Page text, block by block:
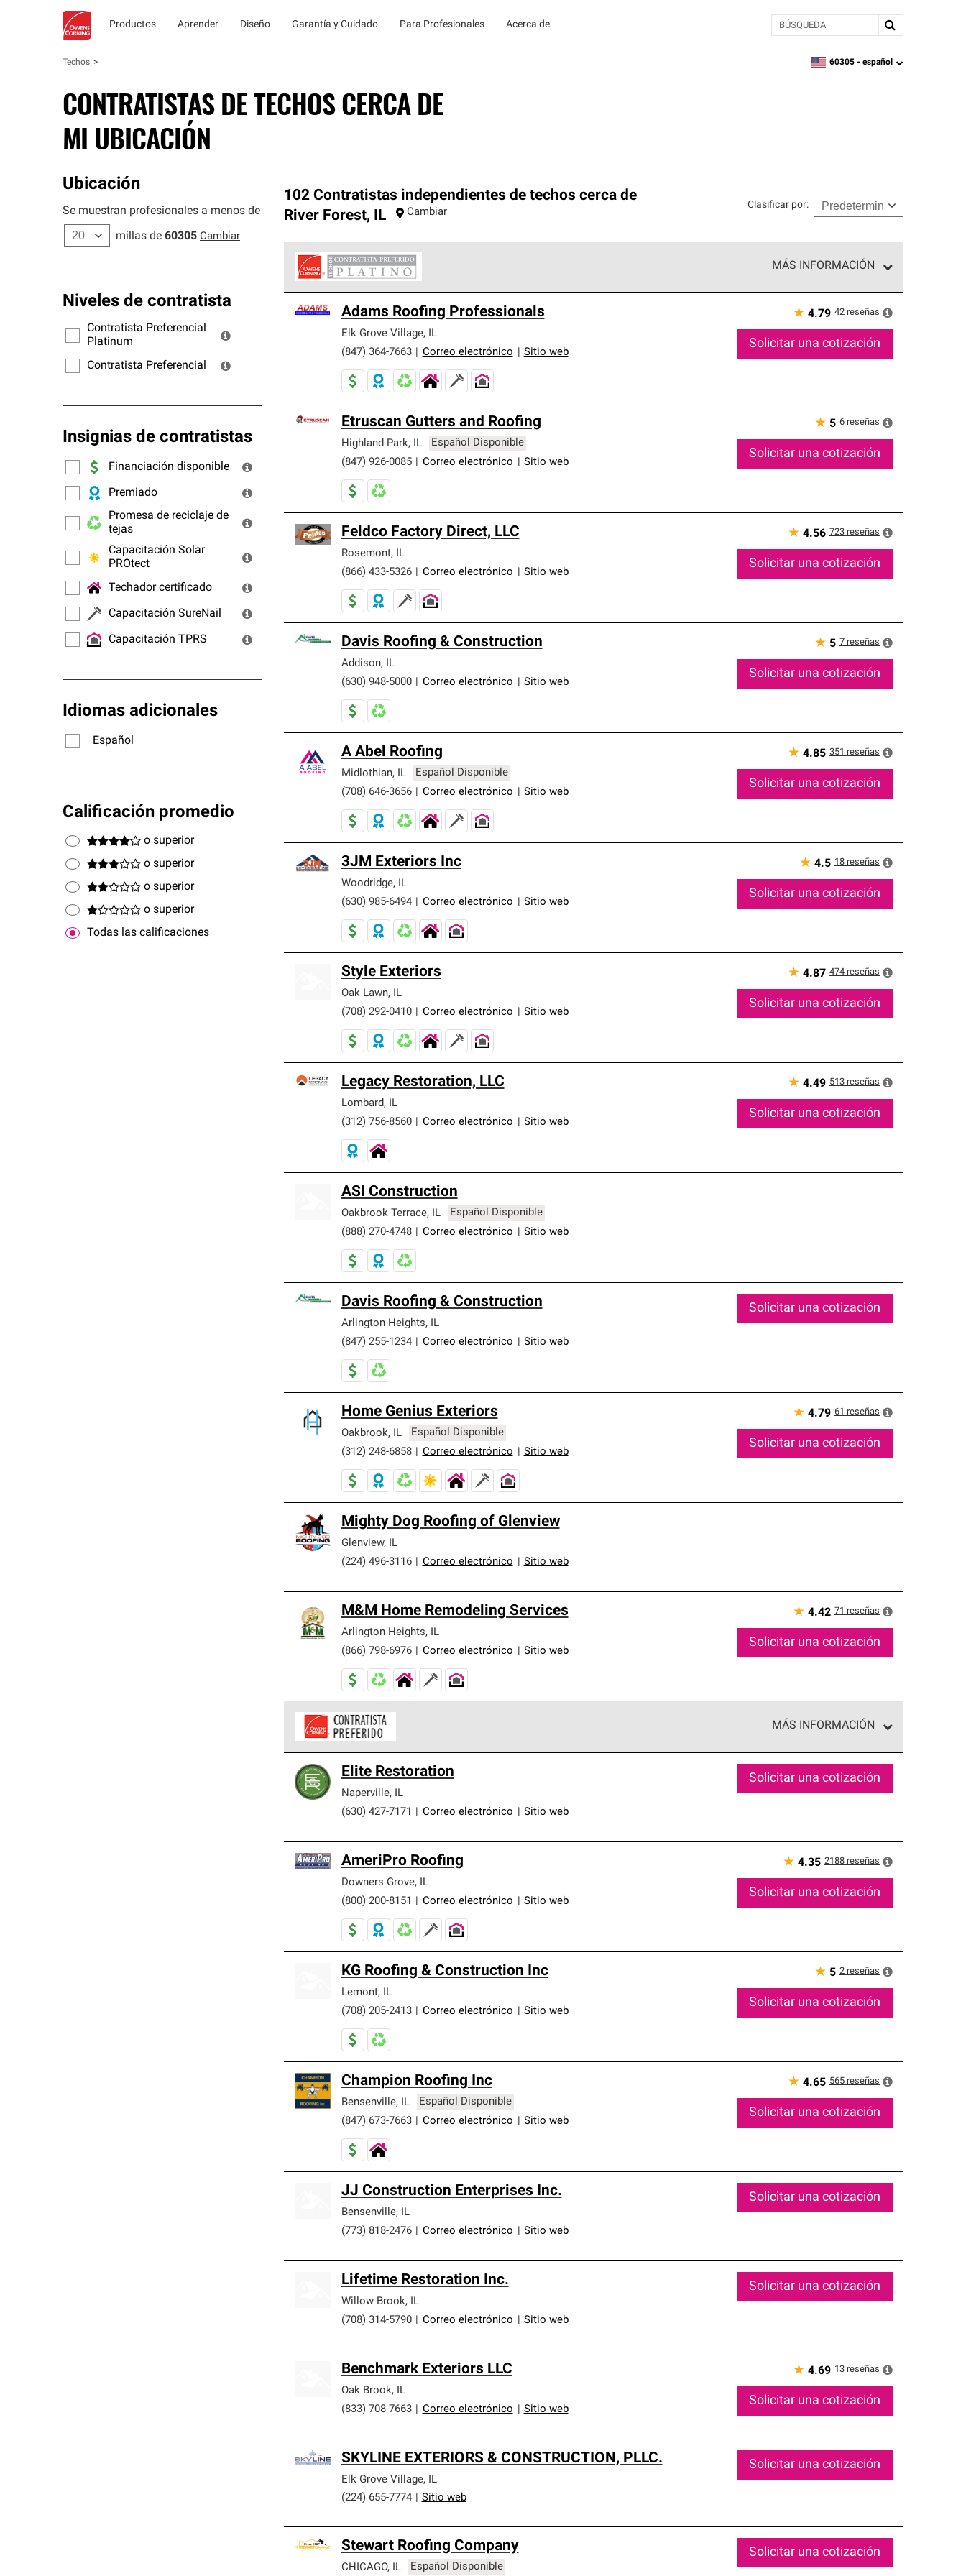
Productos Aprender Diseño Garantía y Cuidado Para Profesionales Acerca de BÚSQUEDA
Techos zipcode,language
60305 - español
CONTRATISTAS DE TECHOS CERCA DE
MI UBICACIÓN
Ubicación
Se muestran profesionales a menos de
millas de 60305 Cambiar
Niveles de contratista
Contratista Preferencial
Platinum
Contratista Preferencial
Insignias de contratistas
Financiación disponible
Premiado
Promesa de reciclaje de
tejas
Capacitación Solar
PROtect
Techador certificado
Capacitación SureNail
Capacitación TPRS
Idiomas adicionales
Español
Calificación promedio
o superior
o superior
o superior
o superior
Todas las calificaciones
102 Contratistas independientes de techos cerca de
River Forest, IL Cambiar
Clasificar por:
MÁS INFORMACIÓN
cumplen con estándares estrictos de profesionalismo, confiabilidad y destreza incomparable. Solo ellos pueden
ofrecer nuestra mejor garantía de sistemas de techos.
Adams Roofing Professionals
Elk Grove Village,
IL
(847) 364-7663
Correo electrónico Sitio web
★ 4.79 42 reseñas
Solicitar una cotización
Etruscan Gutters and Roofing
Highland Park, IL
Español Disponible
(847) 926-0085
Correo electrónico Sitio web
★ 5 6 reseñas
Solicitar una cotización
Feldco Factory Direct, LLC
Rosemont,
IL
(866) 433-5326
Correo electrónico Sitio web
★ 4.56 723 reseñas
Solicitar una cotización
Davis Roofing & Construction
Addison,
IL
(630) 948-5000
Correo electrónico Sitio web
★ 5 7 reseñas
Solicitar una cotización
A Abel Roofing
Midlothian, IL
Español Disponible
(708) 646-3656
Correo electrónico Sitio web
★ 4.85 351 reseñas
Solicitar una cotización
3JM Exteriors Inc
Woodridge,
IL
(630) 985-6494
Correo electrónico Sitio web
★ 4.5 18 reseñas
Solicitar una cotización
Style Exteriors
Oak Lawn,
IL
(708) 292-0410
Correo electrónico Sitio web
★ 4.87 474 reseñas
Solicitar una cotización
Legacy Restoration, LLC
Lombard ,
IL
(312) 756-8560
Correo electrónico Sitio web
★ 4.49 513 reseñas
Solicitar una cotización
ASI Construction
Oakbrook Terrace, IL
Español Disponible
(888) 270-4748
Correo electrónico Sitio web
Davis Roofing & Construction
Arlington Heights,
IL
(847) 255-1234
Correo electrónico Sitio web
Solicitar una cotización
Home Genius Exteriors
Oakbrook, IL
Español Disponible
(312) 248-6858
Correo electrónico Sitio web
★ 4.79 61 reseñas
Solicitar una cotización
Mighty Dog Roofing of Glenview
Glenview,
IL
(224) 496-3116
Correo electrónico Sitio web
M&M Home Remodeling Services
Arlington Heights,
IL
(866) 798-6976
Correo electrónico Sitio web
★ 4.42 71 reseñas
Solicitar una cotización
MÁS INFORMACIÓN
cumplen con altos estándares y requisitos estrictos de profesionalismo y confiabilidad.
Elite Restoration
Naperville,
IL
(630) 427-7171
Correo electrónico Sitio web
Solicitar una cotización
AmeriPro Roofing
Downers Grove,
IL
(800) 200-8151
Correo electrónico Sitio web
★ 4.35 2188 reseñas
Solicitar una cotización
KG Roofing & Construction Inc
Lemont,
IL
(708) 205-2413
Correo electrónico Sitio web
★ 5 2 reseñas
Solicitar una cotización
Champion Roofing Inc
Bensenville, IL
Español Disponible
(847) 673-7663
Correo electrónico Sitio web
★ 4.65 565 reseñas
Solicitar una cotización
JJ Construction Enterprises Inc.
Bensenville,
IL
(773) 818-2476
Correo electrónico Sitio web
Solicitar una cotización
Lifetime Restoration Inc.
Willow Brook,
IL
(708) 314-5790
Correo electrónico Sitio web
Solicitar una cotización
Benchmark Exteriors LLC
Oak Brook,
IL
(833) 708-7663
Correo electrónico Sitio web
★ 4.69 13 reseñas
Solicitar una cotización
SKYLINE EXTERIORS & CONSTRUCTION, PLLC.
Elk Grove Village,
IL
(224) 655-7774
Sitio web
Solicitar una cotización
Stewart Roofing Company
CHICAGO, IL Español Disponible
Solicitar una cotización